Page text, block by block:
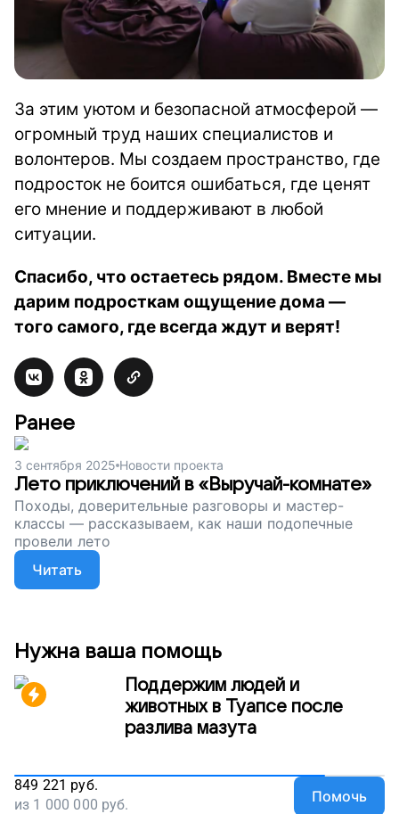
За этим уютом и безопасной атмосферой —
огромный труд наших специалистов и
волонтеров. Мы создаем пространство, где
подросток не боится ошибаться, где ценят
его мнение и поддерживают в любой
ситуации.
Спасибо, что остаетесь рядом. Вместе мы
дарим подросткам ощущение дома —
того самого, где всегда ждут и верят!
Ранее
3 сентября 2025 Новости проекта
Лето приключений в «Выручай-комнате»
Походы, доверительные разговоры и мастер-
классы — рассказываем, как наши подопечные
провели лето
Читать
Нужна ваша помощь
Поддержим людей и
животных в Туапсе после
разлива мазута
849 221 руб.
из 1 000 000 руб. Помочь